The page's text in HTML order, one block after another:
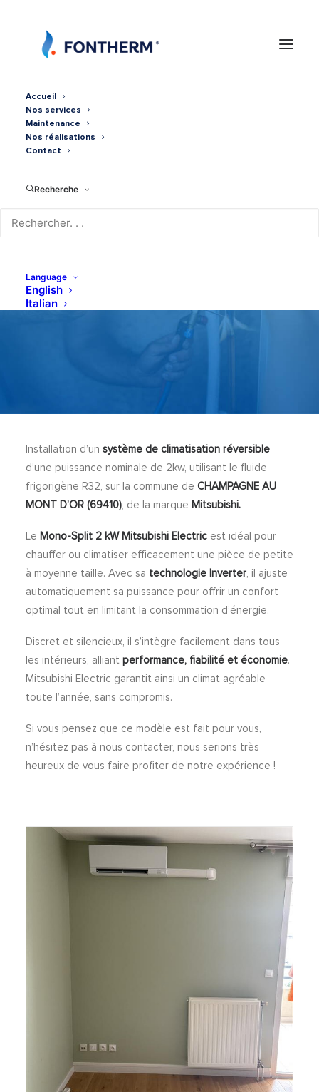
Accueil
Nos services
Maintenance
Nos réalisations
Contact
Recherche
Language
English
Italian
Installation d’un système de climatisation réversible
d’une puissance nominale de 2kw, utilisant le fluide
frigorigène R32, sur la commune de CHAMPAGNE AU
MONT D’OR (69410), de la marque Mitsubishi.
Le Mono-Split 2 kW Mitsubishi Electric est idéal pour
chauffer ou climatiser efficacement une pièce de petite
à moyenne taille. Avec sa technologie Inverter, il ajuste
automatiquement sa puissance pour offrir un confort
optimal tout en limitant la consommation d’énergie.
Discret et silencieux, il s’intègre facilement dans tous
les intérieurs, alliant performance, fiabilité et économie.
Mitsubishi Electric garantit ainsi un climat agréable
toute l’année, sans compromis.
Si vous pensez que ce modèle est fait pour vous,
n’hésitez pas à nous contacter, nous serions très
heureux de vous faire profiter de notre expérience !